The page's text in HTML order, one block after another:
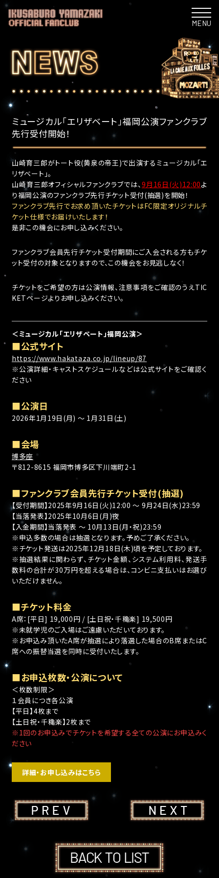
MENU
ミュージカル「エリザベート」福岡公演ファンクラブ
先行受付開始！
山崎育三郎がトート役(黄泉の帝王)で出演するミュージカル「エ
リザベート」。
山崎育三郎オフィシャルファンクラブでは、9月16日(火)12:00よ
り福岡公演のファンクラブ先行チケット受付(抽選)を開始！
ファンクラブ先行でお求め頂いたチケットはFC限定オリジナルチ
ケット仕様でお届けいたします！
是非この機会にお申し込みください。
ファンクラブ会員先行チケット受付期間にご入会される方もチケ
ット受付の対象となりますので、この機会をお見逃しなく！
チケットをご希望の方は公演情報、注意事項をご確認のうえTIC
KETページよりお申し込みください。
＜ミュージカル「エリザベート」福岡公演＞
■公式サイト
https://www.hakataza.co.jp/lineup/87
※公演詳細・キャストスケジュールなどは公式サイトをご確認く
ださい
■公演日
2026年1月19日(月) ～ 1月31日(土)
■会場
博多座
〒812-8615 福岡市博多区下川端町2-1
■ファンクラブ会員先行チケット受付(抽選)
【受付期間】2025年9月16日(火)12:00 ～ 9月24日(水)23:59
【当落発表】2025年10月6日(月)夜
【入金期間】当落発表 ～ 10月13日(月・祝)23:59
※申込多数の場合は抽選となります。予めご了承ください。
※チケット発送は2025年12月18日(木)頃を予定しております。
※抽選結果に関わらず、チケット金額、システム利用料、発送手
数料の合計が30万円を超える場合は、コンビニ支払いはお選び
いただけません。
■チケット料金
A席：[平日] 19,000円 / [土日祝・千穐楽] 19,500円
※未就学児のご入場はご遠慮いただいております。
※お申込み頂いたA席が抽選により落選した場合のB席またはC
席への振替当選を同時に受付いたします。
■お申込枚数・公演について
＜枚数制限＞
１会員につき各公演
【平日】4枚まで
【土日祝・千穐楽】2枚まで
※1回のお申込みでチケットを希望する全ての公演にお申込みく
ださい
詳細・お申し込みはこちら